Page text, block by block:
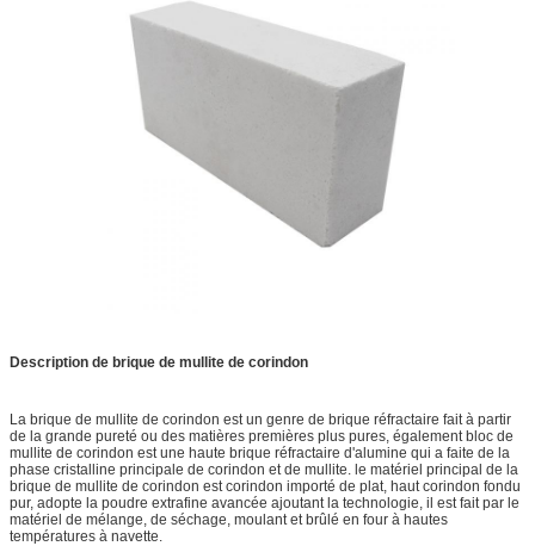
Description de brique de mullite de corindon
La brique de mullite de corindon est un genre de brique réfractaire fait à partir
de la grande pureté ou des matières premières plus pures, également bloc de
mullite de corindon est une haute brique réfractaire d'alumine qui a faite de la
phase cristalline principale de corindon et de mullite. le matériel principal de la
brique de mullite de corindon est corindon importé de plat, haut corindon fondu
pur, adopte la poudre extrafine avancée ajoutant la technologie, il est fait par le
matériel de mélange, de séchage, moulant et brûlé en four à hautes
températures à navette.